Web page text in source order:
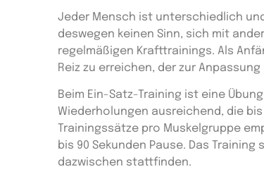
Jeder Mensch ist unterschiedlich
deswegen keinen Sinn, sich mit
regelmäßigen Krafttrainings. Als
Reiz zu erreichen, der zur
Beim Ein-Satz-Training ist eine
Wiederholungen ausreichend, die
Trainingssätze pro Muskelgruppe
bis 90 Sekunden Pause. Das
dazwischen stattfinden.